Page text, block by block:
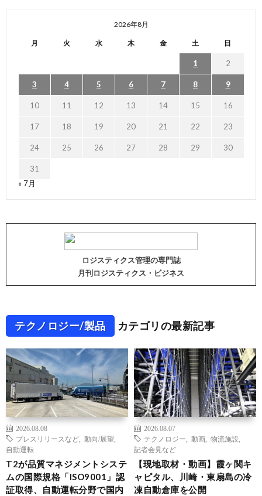
2026年8月
月 火 水 木 金 土 日
1 2
3 4 5 6 7 8 9
10 11 12 13 14 15 16
17 18 19 20 21 22 23
24 25 26 27 28 29 30
31
« 7月
ロジスティクス管理の専門誌
月刊ロジスティクス・ビジネス
テクノロジー/製品 カテゴリの最新記事
2026.08.08
プレスリリースなど
動向/展望
自動運転
T2が品質マネジメントシステ
ムの国際規格「ISO9001」認
証取得、自動運転分野で国内
2026.08.07
テクノロジー
動画 物流施設
記者会見など
【現地取材・動画】霞ヶ関キ
ャピタル、川崎・東扇島の冷
凍自動倉庫を公開